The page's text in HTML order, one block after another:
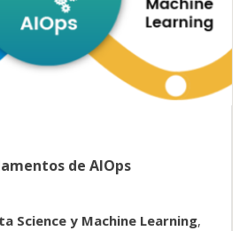
de AIOps
Science y Machine Learning,